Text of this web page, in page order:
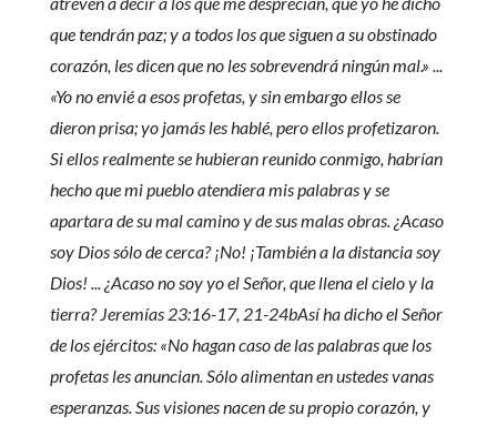
que tendrán paz; y a todos los que siguen a su obstinado
corazón, les dicen que no les sobrevendrá ningún mal.» ...
«Yo no envié a esos profetas, y sin embargo ellos se
dieron prisa; yo jamás les hablé, pero ellos profetizaron.
Si ellos realmente se hubieran reunido conmigo, habrían
hecho que mi pueblo atendiera mis palabras y se
apartara de su mal camino y de sus malas obras. ¿Acaso
soy Dios sólo de cerca? ¡No! ¡También a la distancia soy
Dios! ... ¿Acaso no soy yo el Señor, que llena el cielo y la
tierra? Jeremías 23:16-17, 21-24bAsí ha dicho el Señor
de los ejércitos: «No hagan caso de las palabras que los
profetas les anuncian. Sólo alimentan en ustedes vanas
esperanzas. Sus visiones nacen de su propio corazón, y